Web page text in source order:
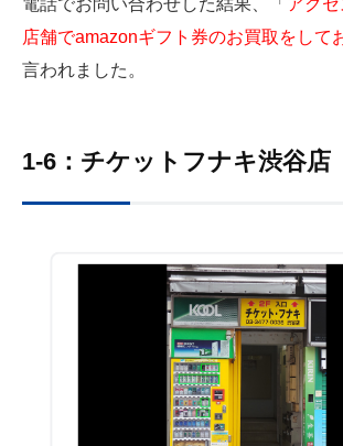
店舗でamazonギフト券のお買取をして
言われました。
1-6：チケットフナキ渋谷店